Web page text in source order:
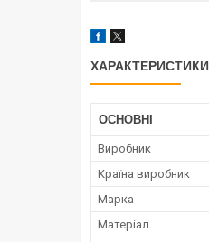
ХАРАКТЕРИСТИКИ
ОСНОВНІ
Виробник
Країна виробник
Марка
Матеріал